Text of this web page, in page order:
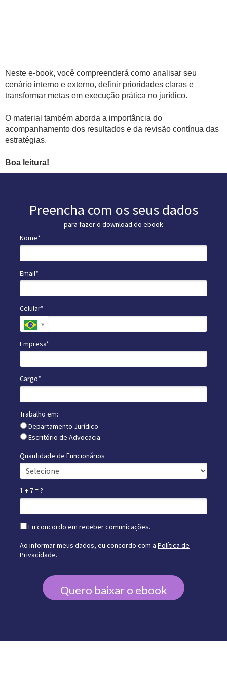
Neste e-book, você compreenderá como analisar seu
cenário interno e externo, definir prioridades claras e
transformar metas em execução prática no jurídico.
O material também aborda a importância do
acompanhamento dos resultados e da revisão contínua das
estratégias.
Boa leitura!
Preencha com os seus dados
para fazer o download do ebook
Nome*
Email*
Celular*
Empresa*
Cargo*
Trabalho em:
Departamento Jurídico
Escritório de Advocacia
Quantidade de Funcionários
1 + 7 = ?
Eu concordo em receber comunicações.
Ao informar meus dados, eu concordo com a Política de
Privacidade.
Quero baixar o ebook